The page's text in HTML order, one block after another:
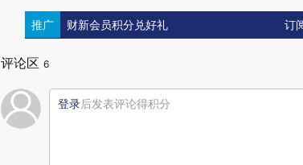
推广 财新会员积分兑好礼 订
评论区 6
登录后发表评论得积分